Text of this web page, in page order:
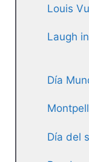
Louis
Laugh
Día
Día del